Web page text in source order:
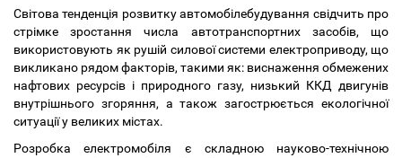
Світова тенденція розвитку автомобілебудування свідчить про
стрімке зростання числа автотранспортних засобів, що
використовують як рушій силової системи електроприводу, що
викликано рядом факторів, такими як: виснаження обмежених
нафтових ресурсів і природного газу, низький ККД двигунів
внутрішнього згоряння, а також загострюється екологічної
ситуації у великих містах.
Розробка електромобіля є складною науково-технічною